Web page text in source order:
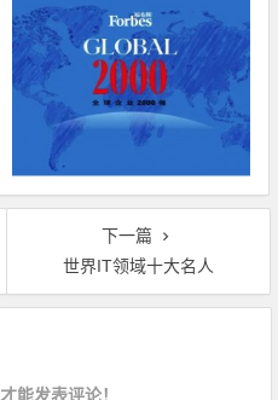
下一篇
世界IT领域十大名人
才能发表评论！